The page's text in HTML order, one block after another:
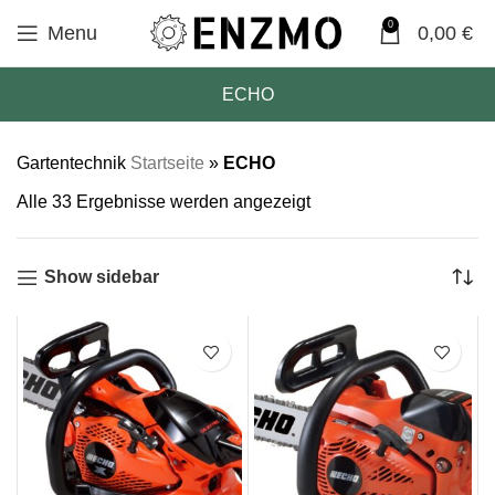
Menu 0 0,00 €
ECHO
Gartentechnik Startseite » ECHO
Alle 33 Ergebnisse werden angezeigt
Show sidebar
SALE